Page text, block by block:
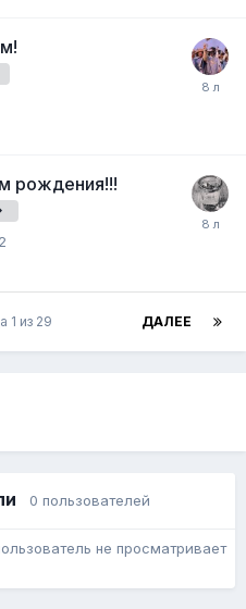
рождения!!!
ДАЛЕЕ
1 из 29
0 пользователей
не просматривает